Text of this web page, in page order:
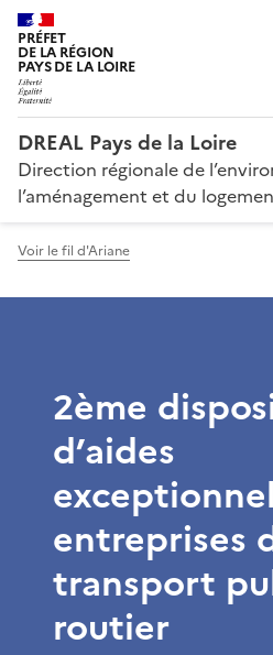
PRÉFET
DE LA RÉGION
PAYS DE LA LOIRE
DREAL Pays de la Loire
Direction régionale de
l’aménagement et du
Voir le fil d'Ariane
2ème
d’aides
entreprises
transport
routier